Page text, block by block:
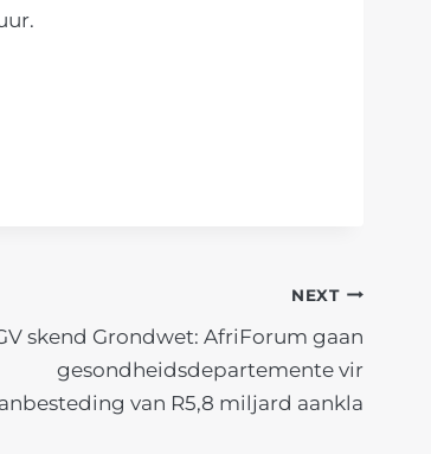
NEXT
skend Grondwet: AfriForum gaan
gesondheidsdepartemente vir
van R5,8 miljard aankla